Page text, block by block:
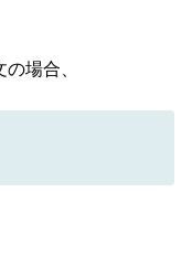
場合、